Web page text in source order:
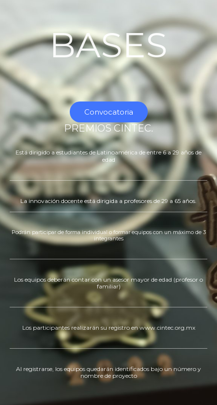
BASES
Convocatoria
PREMIOS CINTEC.
Está dirigido a estudiantes de Latinoamérica de entre 6 a 29 años de
edad
La innovación docente está dirigida a profesores de 29 a 65 años.
Podrán participar de forma individual o formar equipos con un máximo de 3
integrantes
Los equipos deberán contar con un asesor mayor de edad (profesor o
familiar)
Los participantes realizarán su registro en www.cintec.org.mx
Al registrarse, los equipos quedarán identificados bajo un número y
nombre de proyecto